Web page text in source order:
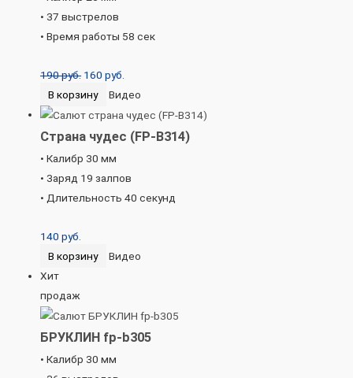
• 37 выстрелов
• Время работы 58 сек
190руб. 160руб.
В корзину
Видео
Страна чудес (FP-B314)
• Калибр 30 мм
• Заряд 19 залпов
• Длительность 40 секунд
140руб.
В корзину
Видео
Хит
продаж
БРУКЛИН fp-b305
• Калибр 30 мм